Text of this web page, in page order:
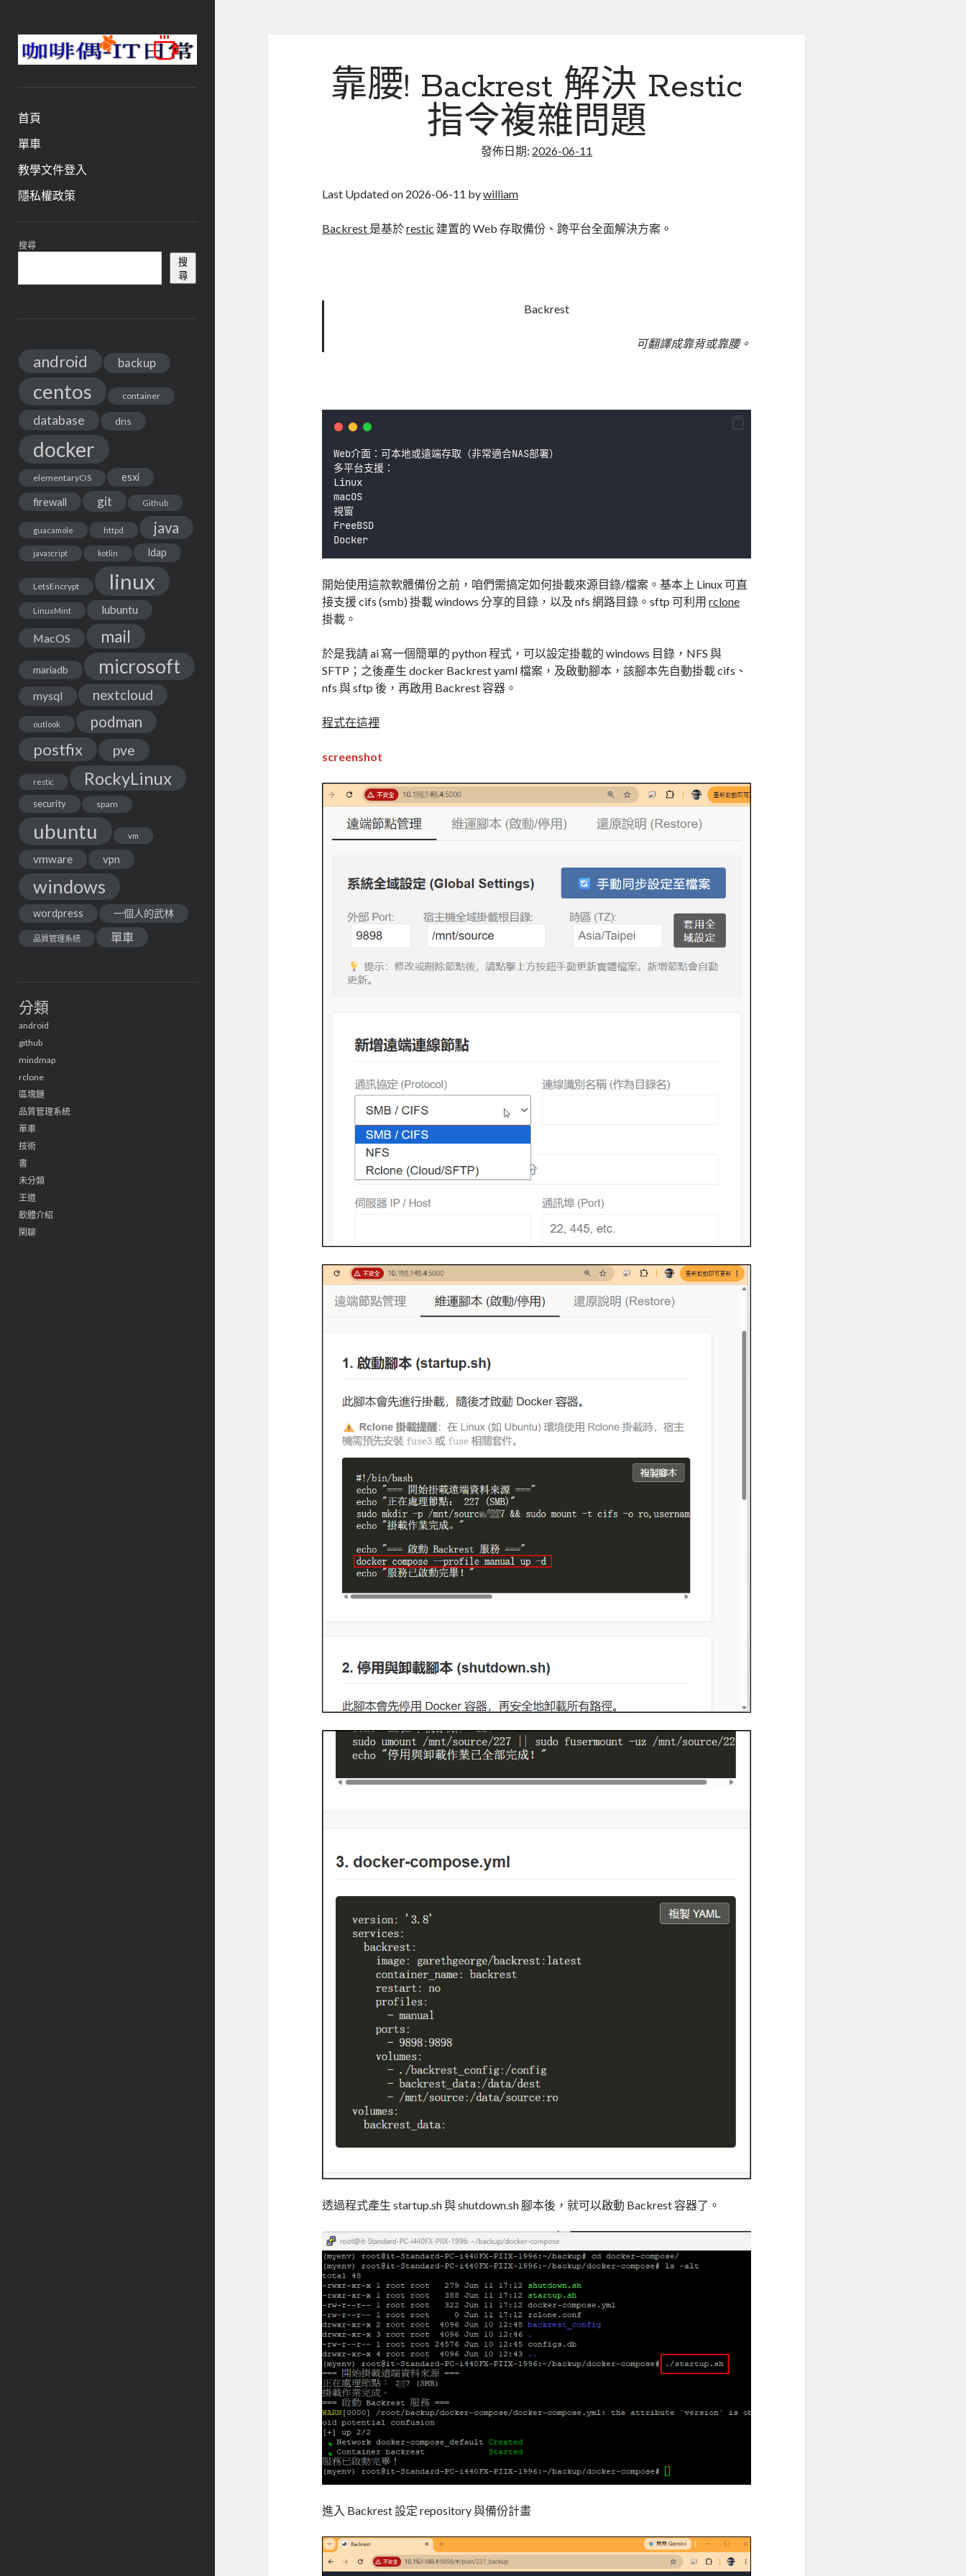
咖
啡
與
IT
日
常
首頁
單車
教學文件登入
隱私權政策
資
訊
欄
搜尋
搜
尋
android backup
centos container
database dns
docker
elementaryOS esxi
firewall git Github
guacamole httpd java
javascript kotlin ldap
LetsEncrypt linux
LinuxMint lubuntu
MacOS mail
mariadb microsoft
mysql nextcloud
outlook podman
postfix pve
restic RockyLinux
security spam
ubuntu vm
vmware vpn
windows
wordpress 一個人的武林
品質管理系統 單車
分類
android
github
mindmap
rclone
區塊鏈
品質管理系統
單車
技術
書
未分類
王道
軟體介紹
閑聊
靠腰! Backrest 解決 Restic
指令複雜問題
發佈日期: 2026-06-11
Last Updated on 2026-06-11 bywilliam
Backrest 是基於restic 建置的 Web 存取備份、跨平台全面解決方案。
Backrest
可翻譯成靠背或靠腰。
Web介面：可本地或遠端存取（非常適合NAS部署）
多平台支援：
Linux
macOS
視窗
FreeBSD
Docker
開始使用這款軟體備份之前，咱們需搞定如何掛載來源目錄/檔案。基本上 Linux 可直
接支援 cifs (smb) 掛載 windows 分享的目錄，以及 nfs 網路目錄。sftp 可利用rclone
掛載。
於是我請 ai 寫一個簡單的 python 程式，可以設定掛載的 windows 目錄，NFS 與
SFTP；之後產生 docker Backrest yaml 檔案，及啟動腳本，該腳本先自動掛載 cifs、
nfs 與 sftp 後，再啟用 Backrest 容器。
程式在這裡
screenshot
透過程式產生 startup.sh 與 shutdown.sh 腳本後，就可以啟動 Backrest 容器了。
進入 Backrest 設定 repository 與備份計畫